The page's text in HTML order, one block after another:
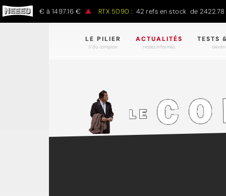
€ à 1497.16 € RTX 5090 : 42 refs en stock de 2422.78 € à
LE PILIER
// du comptoir
ACTUALITÉS
restez informés.
TESTS